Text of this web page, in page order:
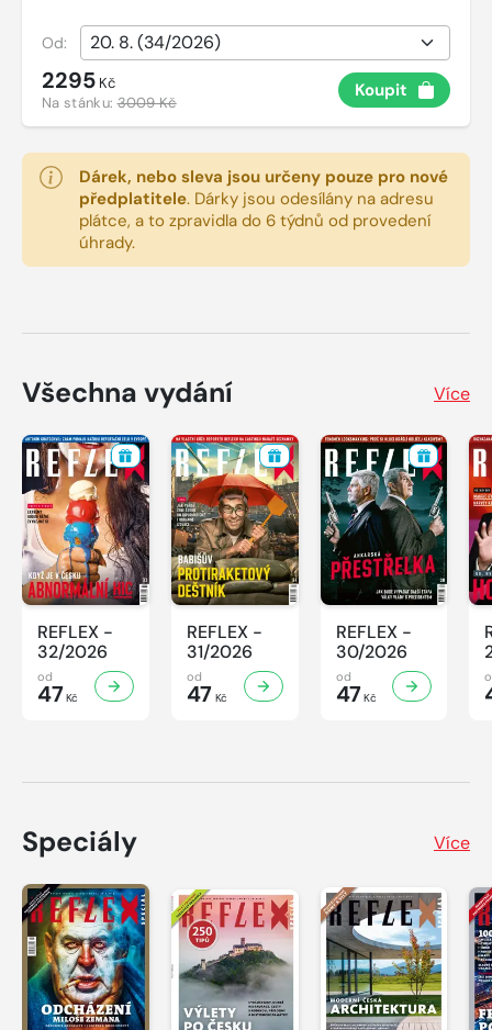
Od:
2295 Kč
Na stánku:3009 Kč
Koupit
Dárek, nebo sleva jsou určeny pouze pro nové
předplatitele. Dárky jsou odesílány na adresu
plátce, a to zpravidla do 6 týdnů od provedení
úhrady.
Všechna vydání Více
REFLEX -
32/2026
od
47 Kč
REFLEX -
31/2026
od
47 Kč
REFLEX -
30/2026
od
47Kč
Speciály Více